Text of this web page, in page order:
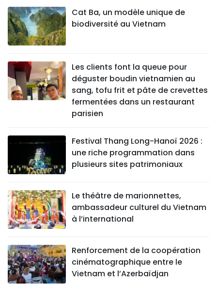
Cat Ba, un modèle unique de
biodiversité au Vietnam
Les clients font la queue pour
déguster boudin vietnamien au
sang, tofu frit et pâte de crevettes
fermentées dans un restaurant
parisien
Festival Thang Long-Hanoï 2026 :
une riche programmation dans
plusieurs sites patrimoniaux
Le théâtre de marionnettes,
ambassadeur culturel du Vietnam
à l’international
Renforcement de la coopération
cinématographique entre le
Vietnam et l’Azerbaïdjan